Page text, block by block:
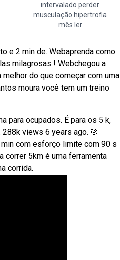
intervalado perder
musculação hipertrofia
mês ler
e 2 min de. Webaprenda como
milagrosas ! Webchegou a
do que começar com uma
moura você tem um treino
para ocupados. É para os 5 k,
views 6 years ago. 🎯
com esforço limite com 90 s
correr 5km é uma ferramenta
corrida.